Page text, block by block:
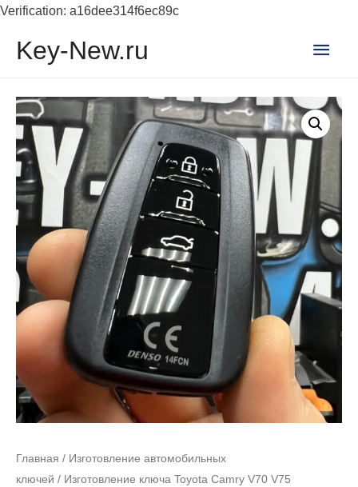
Verification: a16dee314f6ec89c
Key-New.ru
Главная / Изготовление автомобильных
ключей / Изготовление ключа Toyota Camry V70 V75